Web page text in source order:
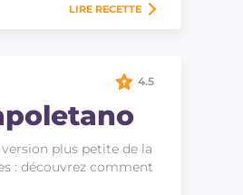
LIRE RECETTE
plus petite de la
: découvrez comment
4.5